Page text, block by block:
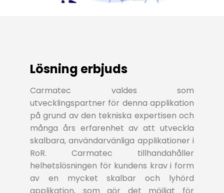
Lösning erbjuds
Carmatec valdes som
utvecklingspartner för denna applikation
på grund av den tekniska expertisen och
många års erfarenhet av att utveckla
skalbara, användarvänliga applikationer i
RoR. Carmatec tillhandahåller
helhetslösningen för kundens krav i form
av en mycket skalbar och lyhörd
applikation, som gör det möjligt för